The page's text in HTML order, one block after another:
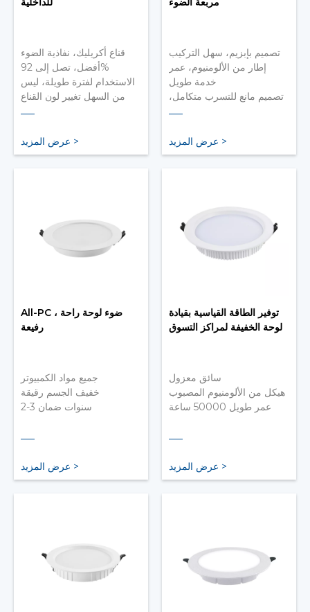
قناع أكريليك، نفاذية الضوء
أفضل، تصل إلى 92%
الاستخدام لفترة طويلة، ليس
من السهل تغيير لون القناع
إلى اللون الأصفر
الشيخوخة وقدرة قوية على
التكيف مع البيئة
عرض المزيد >
تصميم بإبزيم، سهل التركيب
إطار من الألومنيوم، عمر
خدمة طويل
تصميم مانع للتسرب متكامل،
مقاوم للرطوبة والحشرات
عرض المزيد >
All-PC ، ضوء لوحة راحة
رفيعة
جميع مواد الكمبيوتر
خفيف الجسم رقيقة
2-3 سنوات ضمان
عرض المزيد >
توفير الطاقة القياسية بقيادة
لوحة الخفيفة لمراكز التسوق
سائق معزول
هيكل من الألومنيوم المصبوب
عمر طويل 50000 ساعة
عرض المزيد >